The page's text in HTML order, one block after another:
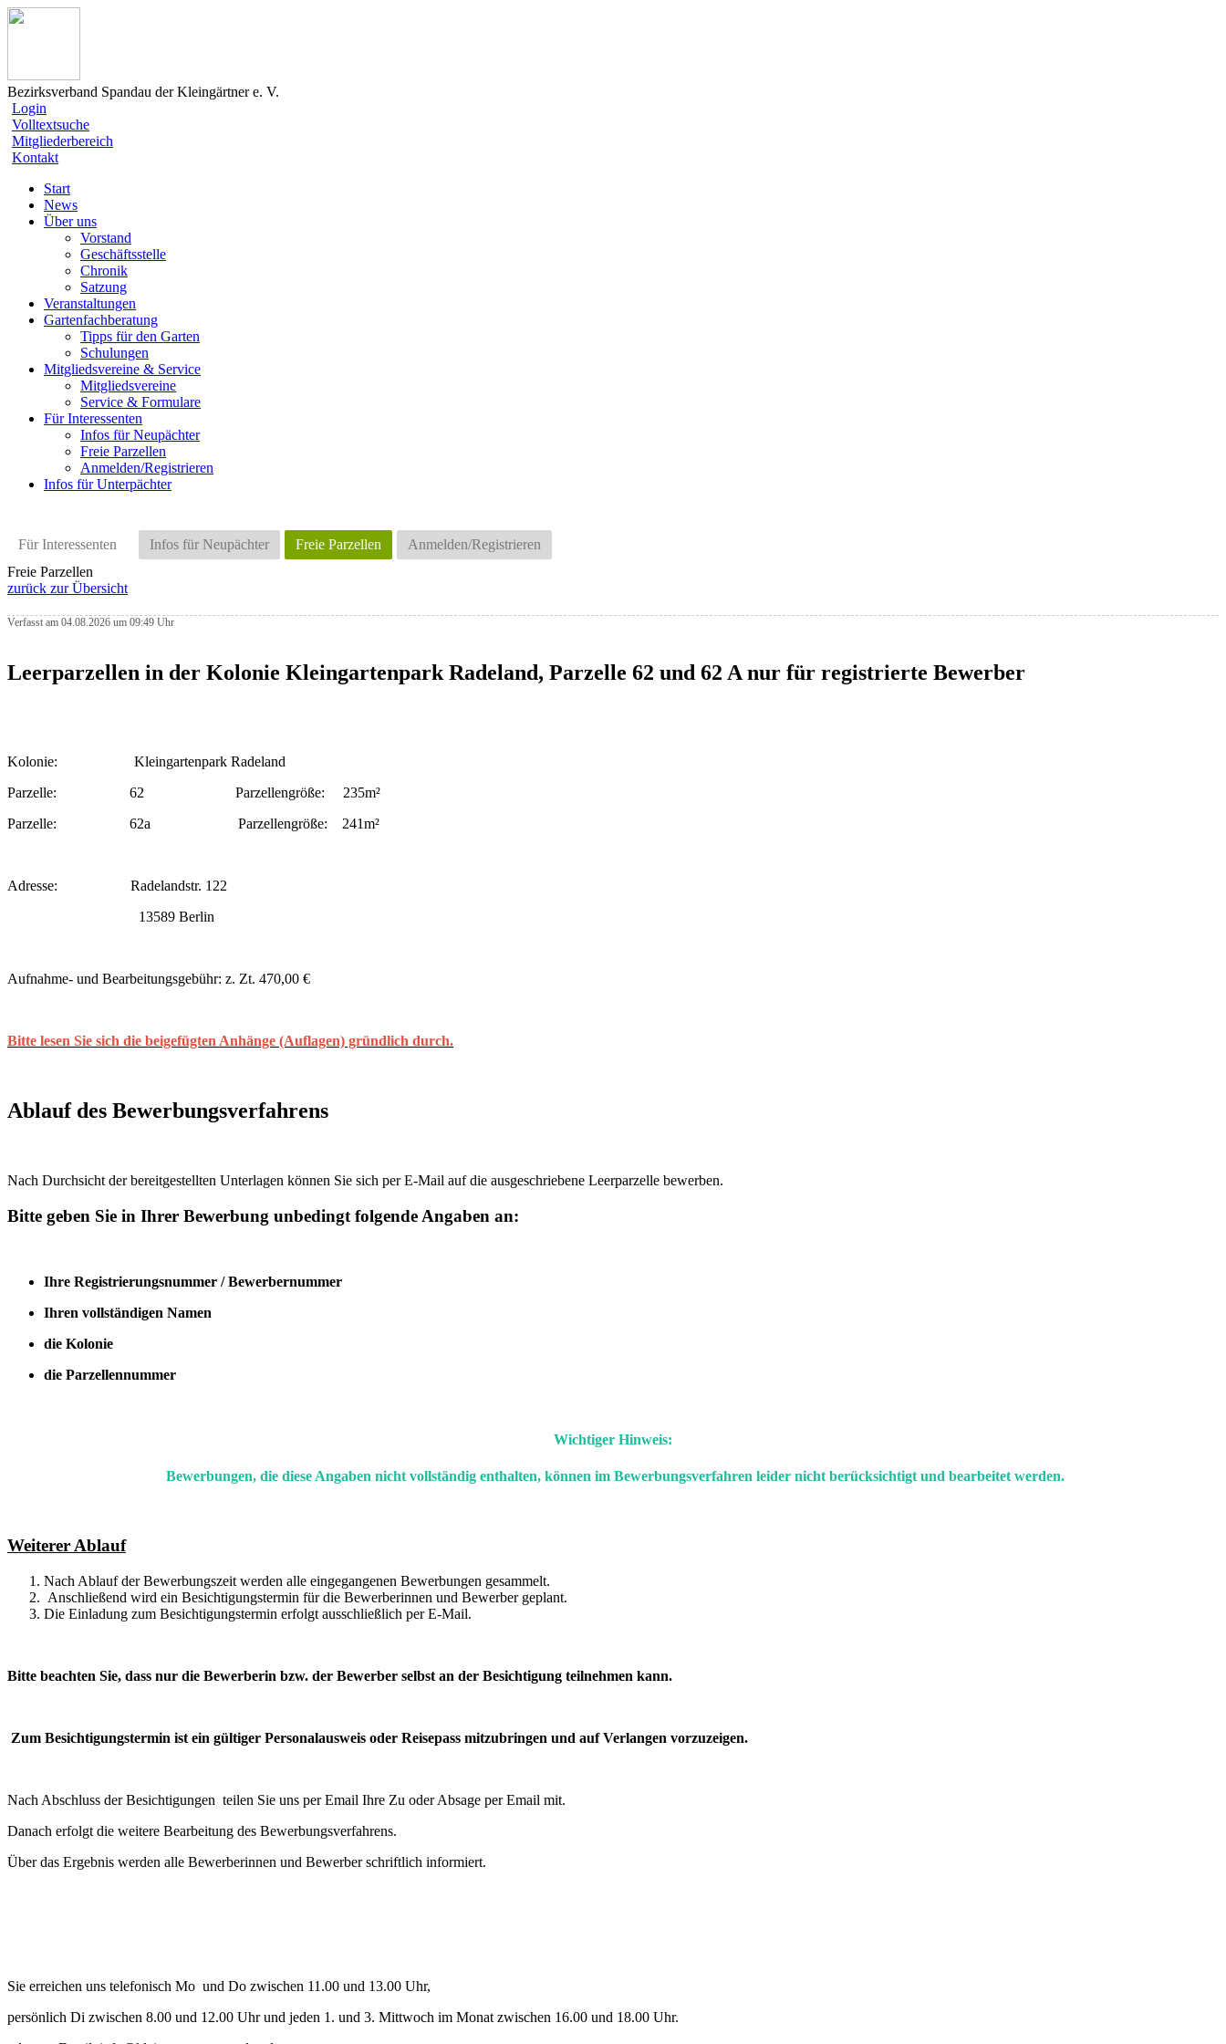
Bezirksverband Spandau der Kleingärtner e. V.
Login
Volltextsuche
Mitgliederbereich
Kontakt
Start
News
Über uns
Vorstand
Geschäftsstelle
Chronik
Satzung
Veranstaltungen
Gartenfachberatung
Tipps für den Garten
Schulungen
Mitgliedsvereine & Service
Mitgliedsvereine
Service & Formulare
Für Interessenten
Infos für Neupächter
Freie Parzellen
Anmelden/Registrieren
Infos für Unterpächter
Für Interessenten Infos für Neupächter Freie Parzellen
Anmelden/Registrieren
Freie Parzellen
zurück zur Übersicht
Verfasst am 04.08.2026 um 09:49 Uhr
Leerparzellen in der Kolonie Kleingartenpark Radeland, Parzelle 62 und 62 A nur für registrierte Bewerber
Kolonie: Kleingartenpark Radeland
Parzelle: 62 Parzellengröße: 235m²
Parzelle: 62a Parzellengröße: 241m²
Adresse: Radelandstr. 122
13589 Berlin
Aufnahme- und Bearbeitungsgebühr: z. Zt. 470,00 €
Bitte lesen Sie sich die beigefügten Anhänge (Auflagen) gründlich durch.
Ablauf des Bewerbungsverfahrens
Nach Durchsicht der bereitgestellten Unterlagen können Sie sich per E-Mail auf die ausgeschriebene Leerparzelle bewerben.
Bitte geben Sie in Ihrer Bewerbung unbedingt folgende Angaben an:
Ihre Registrierungsnummer / Bewerbernummer
Ihren vollständigen Namen
die Kolonie
die Parzellennummer
Wichtiger Hinweis:
Bewerbungen, die diese Angaben nicht vollständig enthalten, können im Bewerbungsverfahren leider nicht berücksichtigt und bearbeitet werden.
Weiterer Ablauf
Nach Ablauf der Bewerbungszeit werden alle eingegangenen Bewerbungen gesammelt.
Anschließend wird ein Besichtigungstermin für die Bewerberinnen und Bewerber geplant.
Die Einladung zum Besichtigungstermin erfolgt ausschließlich per E-Mail.
Bitte beachten Sie, dass nur die Bewerberin bzw. der Bewerber selbst an der Besichtigung teilnehmen kann.
Zum Besichtigungstermin ist ein gültiger Personalausweis oder Reisepass mitzubringen und auf Verlangen vorzuzeigen.
Nach Abschluss der Besichtigungen teilen Sie uns per Email Ihre Zu oder Absage per Email mit.
Danach erfolgt die weitere Bearbeitung des Bewerbungsverfahrens.
Über das Ergebnis werden alle Bewerberinnen und Bewerber schriftlich informiert.
Sie erreichen uns telefonisch Mo und Do zwischen 11.00 und 13.00 Uhr,
persönlich Di zwischen 8.00 und 12.00 Uhr und jeden 1. und 3. Mittwoch im Monat zwischen 16.00 und 18.00 Uhr.